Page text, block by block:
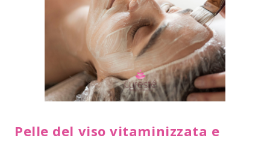
Pelle del viso vitaminizzata e